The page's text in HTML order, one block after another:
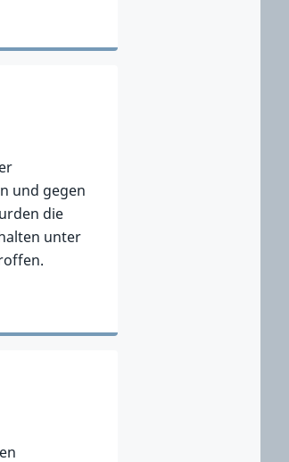
und gegen
die
unter